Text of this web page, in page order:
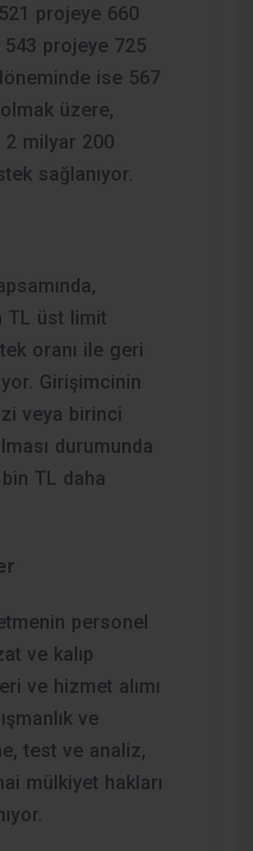
projeye 660
projeye 725
ise 567
üzere,
milyar 200
sağlanıyor.
TL üst limit
oranı ile geri
Girişimcinin
veya birinci
durumunda
TL daha
personel
ve kalıp
ve hizmet alımı
ve
test ve analiz,
mülkiyet hakları